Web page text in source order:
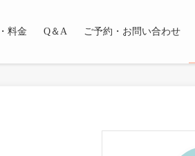
料金 Q＆A ご予約・お問い合わせ